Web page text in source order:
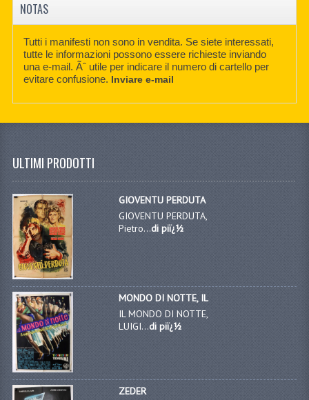
NOTAS
Tutti i manifesti non sono in vendita. Se siete interessati,
tutte le informazioni possono essere richieste inviando
una e-mail. Ãˆ utile per indicare il numero di cartello per
evitare confusione. Inviare e-mail
ULTIMI PRODOTTI
GIOVENTU PERDUTA
GIOVENTU PERDUTA,
Pietro...di piï¿½
MONDO DI NOTTE, IL
IL MONDO DI NOTTE,
LUIGI...di piï¿½
ZEDER